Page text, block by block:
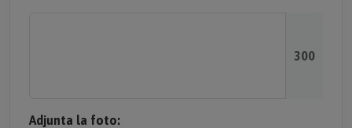
300
Adjunta la foto: